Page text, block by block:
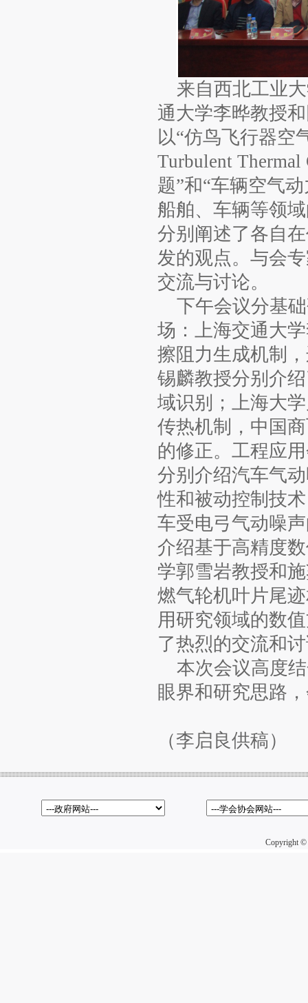
来自西北工业大
通大学李晔教授
以“仿鸟飞行器空
Turbulent
题”和“车辆空气
船舶、车辆等领
分别阐述了各自
发的观点。与会
交流与讨论。
下午会议分基础
场：上海交通大
擦阻力生成机制
锡麟教授分别介
域识别；上海大
传热机制，中国
的修正。工程应
分别介绍汽车气
性和被动控制技
车受电弓气动噪
介绍基于高精度
学郭雪岩教授和
燃气轮机叶片尾
用研究领域的数
了热烈的交流和
本次会议高度结
眼界和研究思路
（李启良供稿）
Copyright ©